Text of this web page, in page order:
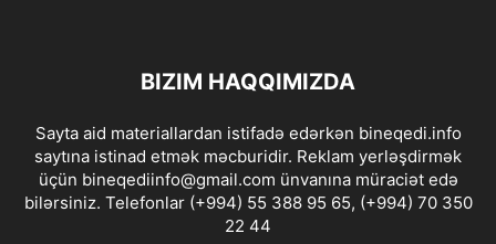
BIZIM HAQQIMIZDA
Sayta aid materiallardan istifadə edərkən bineqedi.info
saytına istinad etmək məcburidir. Reklam yerləşdirmək
üçün bineqediinfo@gmail.com ünvanına müraciət edə
bilərsiniz. Telefonlar (+994) 55 388 95 65, (+994) 70 350
22 44